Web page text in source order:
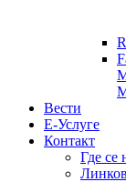
Вести
E-Услуге
Контакт
Где се